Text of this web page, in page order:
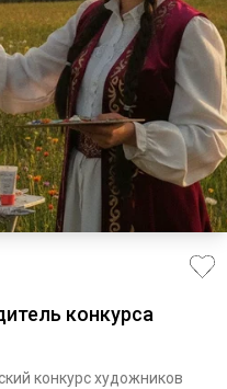
конкурса
конкурс художников